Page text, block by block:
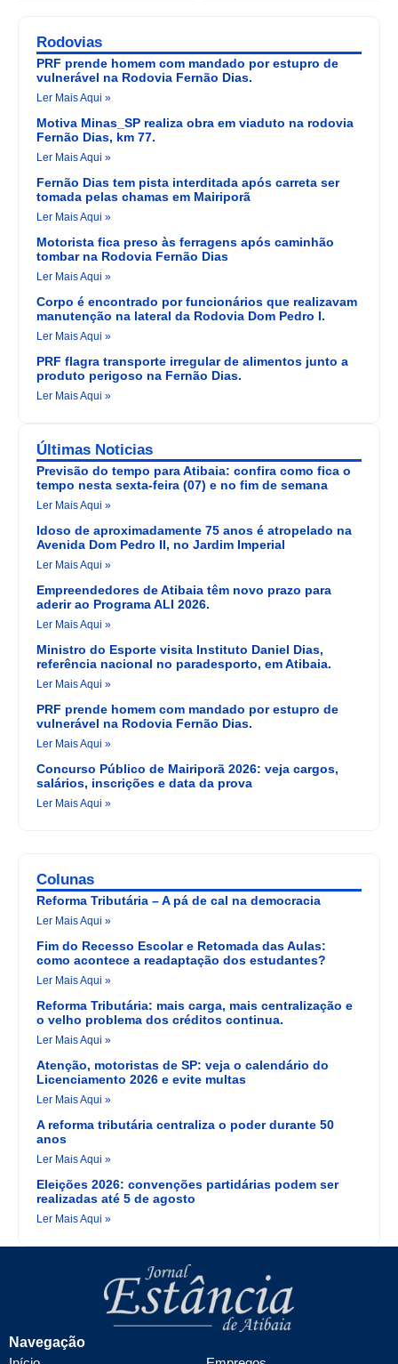
Rodovias
PRF prende homem com mandado por estupro de
vulnerável na Rodovia Fernão Dias.
Ler Mais Aqui »
Motiva Minas_SP realiza obra em viaduto na rodovia
Fernão Dias, km 77.
Ler Mais Aqui »
Fernão Dias tem pista interditada após carreta ser
tomada pelas chamas em Mairiporã
Ler Mais Aqui »
Motorista fica preso às ferragens após caminhão
tombar na Rodovia Fernão Dias
Ler Mais Aqui »
Corpo é encontrado por funcionários que realizavam
manutenção na lateral da Rodovia Dom Pedro I.
Ler Mais Aqui »
PRF flagra transporte irregular de alimentos junto a
produto perigoso na Fernão Dias.
Ler Mais Aqui »
Últimas Noticias
Previsão do tempo para Atibaia: confira como fica o
tempo nesta sexta-feira (07) e no fim de semana
Ler Mais Aqui »
Idoso de aproximadamente 75 anos é atropelado na
Avenida Dom Pedro II, no Jardim Imperial
Ler Mais Aqui »
Empreendedores de Atibaia têm novo prazo para
aderir ao Programa ALI 2026.
Ler Mais Aqui »
Ministro do Esporte visita Instituto Daniel Dias,
referência nacional no paradesporto, em Atibaia.
Ler Mais Aqui »
PRF prende homem com mandado por estupro de
vulnerável na Rodovia Fernão Dias.
Ler Mais Aqui »
Concurso Público de Mairiporã 2026: veja cargos,
salários, inscrições e data da prova
Ler Mais Aqui »
Colunas
Reforma Tributária – A pá de cal na democracia
Ler Mais Aqui »
Fim do Recesso Escolar e Retomada das Aulas:
como acontece a readaptação dos estudantes?
Ler Mais Aqui »
Reforma Tributária: mais carga, mais centralização e
o velho problema dos créditos continua.
Ler Mais Aqui »
Atenção, motoristas de SP: veja o calendário do
Licenciamento 2026 e evite multas
Ler Mais Aqui »
A reforma tributária centraliza o poder durante 50
anos
Ler Mais Aqui »
Eleições 2026: convenções partidárias podem ser
realizadas até 5 de agosto
Ler Mais Aqui »
Navegação